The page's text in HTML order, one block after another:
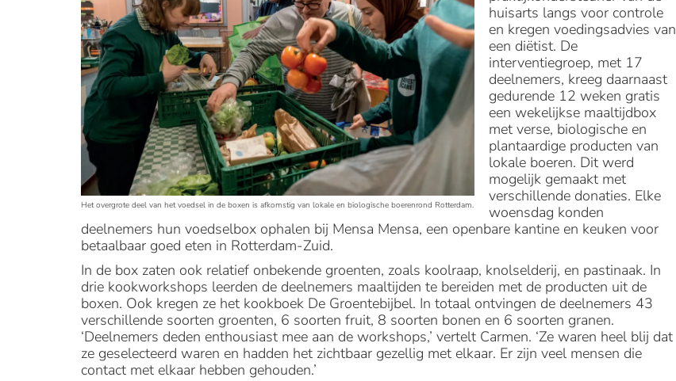
Het overgrote deel van het voedsel in de boxen is afkomstig van lokale en biologische boerenrond Rotterdam.
huisarts langs voor controle
en kregen voedingsadvies van
een diëtist. De
interventiegroep, met 17
deelnemers, kreeg daarnaast
gedurende 12 weken gratis
een wekelijkse maaltijdbox
met verse, biologische en
plantaardige producten van
lokale boeren. Dit werd
mogelijk gemaakt met
verschillende donaties. Elke
woensdag konden
deelnemers hun voedselbox ophalen bij Mensa Mensa, een openbare kantine en keuken voor
betaalbaar goed eten in Rotterdam-Zuid.
In de box zaten ook relatief onbekende groenten, zoals koolraap, knolselderij, en pastinaak. In
drie kookworkshops leerden de deelnemers maaltijden te bereiden met de producten uit de
boxen. Ook kregen ze het kookboek De Groentebijbel. In totaal ontvingen de deelnemers 43
verschillende soorten groenten, 6 soorten fruit, 8 soorten bonen en 6 soorten granen.
‘Deelnemers deden enthousiast mee aan de workshops,’ vertelt Carmen. ‘Ze waren heel blij dat
ze geselecteerd waren en hadden het zichtbaar gezellig met elkaar. Er zijn veel mensen die
contact met elkaar hebben gehouden.’